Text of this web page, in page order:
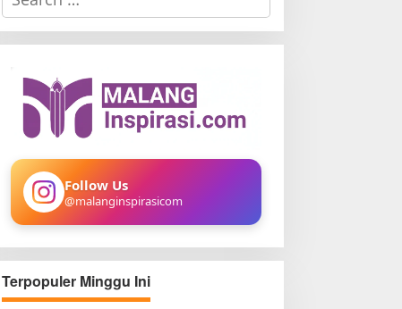
e
a
Follow Us
@malanginspirasicom
Terpopuler Minggu Ini